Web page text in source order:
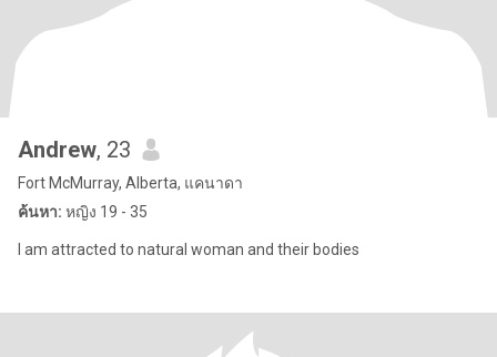
Andrew, 23
Fort McMurray, Alberta, แคนาดา
ค้นหา: หญิง 19 - 35
I am attracted to natural woman and their bodies